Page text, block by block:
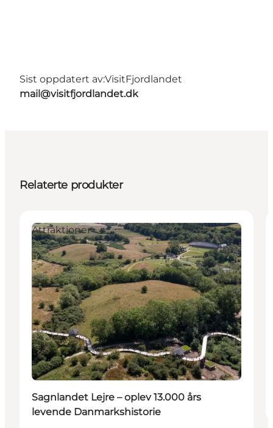
Sist oppdatert av:VisitFjordlandet
mail@visitfjordlandet.dk
Relaterte produkter
Attraktioner
Sagnlandet Lejre – oplev 13.000 års
levende Danmarkshistorie